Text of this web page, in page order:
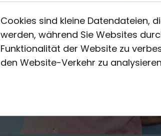
Cookies sind kleine Datendateien,
werden, während Sie Websites
Funktionalität der Website zu
den Website-Verkehr zu